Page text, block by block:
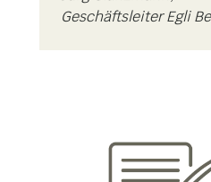
Geschäftsleiter Egli